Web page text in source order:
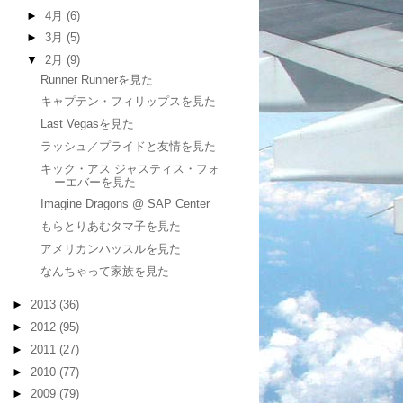
► 4月 (6)
► 3月 (5)
▼ 2月 (9)
Runner Runnerを見た
キャプテン・フィリップスを見た
Last Vegasを見た
ラッシュ／プライドと友情を見た
キック・アス ジャスティス・フォ
ーエバーを見た
Imagine Dragons @ SAP Center
もらとりあむタマ子を見た
アメリカンハッスルを見た
なんちゃって家族を見た
► 2013 (36)
► 2012 (95)
► 2011 (27)
► 2010 (77)
► 2009 (79)